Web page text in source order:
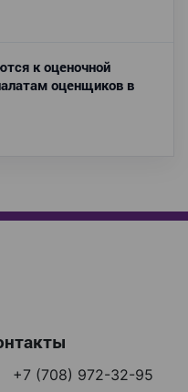
к оценочной
оценщиков в
+7 (708) 972-32-95